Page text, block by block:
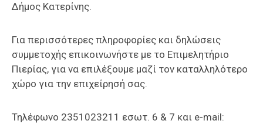
Δήμος Κατερίνης.
Για περισσότερες πληροφορίες και δηλώσεις
συμμετοχής επικοινωνήστε με το Επιμελητήριο
Πιερίας, για να επιλέξουμε μαζί τον καταλληλότερο
χώρο για την επιχείρησή σας.
Τηλέφωνο 2351023211 εσωτ. 6 & 7 και e-mail: